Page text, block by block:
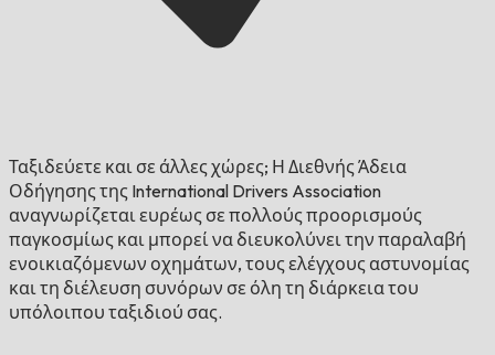
Ταξιδεύετε και σε άλλες χώρες; Η Διεθνής Άδεια
Οδήγησης της International Drivers Association
αναγνωρίζεται ευρέως σε πολλούς προορισμούς
παγκοσμίως και μπορεί να διευκολύνει την παραλαβή
ενοικιαζόμενων οχημάτων, τους ελέγχους αστυνομίας
και τη διέλευση συνόρων σε όλη τη διάρκεια του
υπόλοιπου ταξιδιού σας.